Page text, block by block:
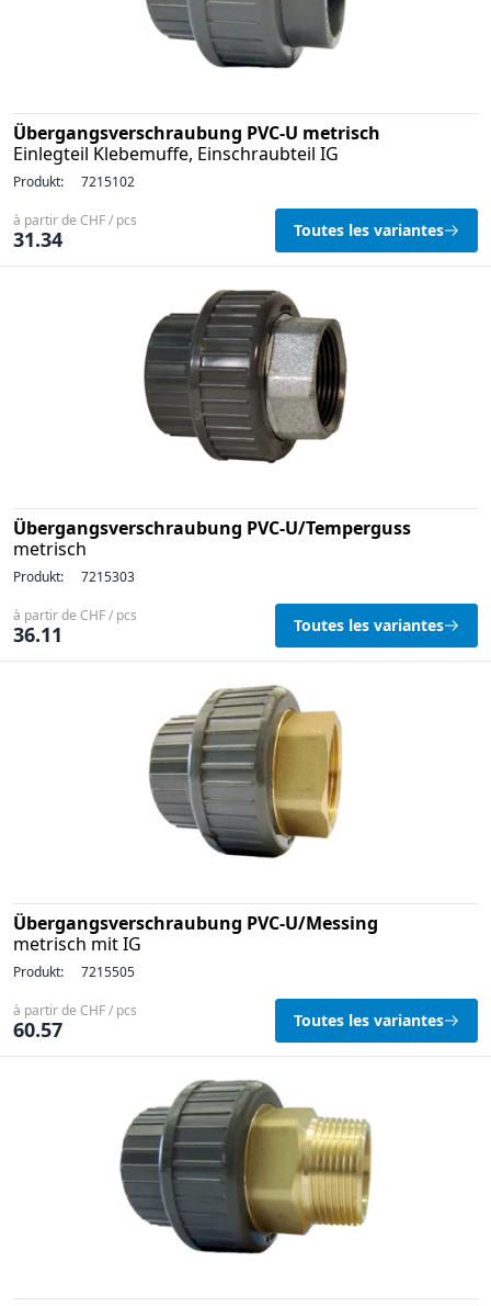
Übergangsverschraubung PVC-U metrisch
Einlegteil Klebemuffe, Einschraubteil IG
Produkt: 7215102
à partir de CHF / pcs
31.34 Toutes les variantes
Übergangsverschraubung PVC-U/Temperguss
metrisch
Produkt: 7215303
à partir de CHF / pcs
36.11 Toutes les variantes
Übergangsverschraubung PVC-U/Messing
metrisch mit IG
Produkt: 7215505
à partir de CHF / pcs
60.57 Toutes les variantes